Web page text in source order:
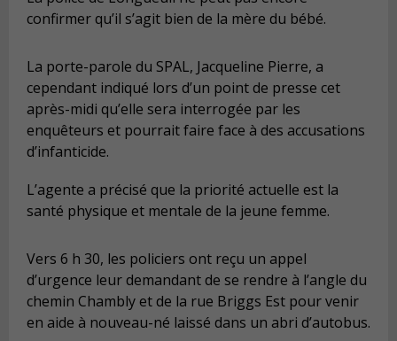
confirmer qu’il s’agit bien de la mère du bébé.
La porte-parole du SPAL, Jacqueline Pierre, a
cependant indiqué lors d’un point de presse cet
après-midi qu’elle sera interrogée par les
enquêteurs et pourrait faire face à des accusations
d’infanticide.
L’agente a précisé que la priorité actuelle est la
santé physique et mentale de la jeune femme.
Vers 6 h 30, les policiers ont reçu un appel
d’urgence leur demandant de se rendre à l’angle du
chemin Chambly et de la rue Briggs Est pour venir
en aide à nouveau-né laissé dans un abri d’autobus.